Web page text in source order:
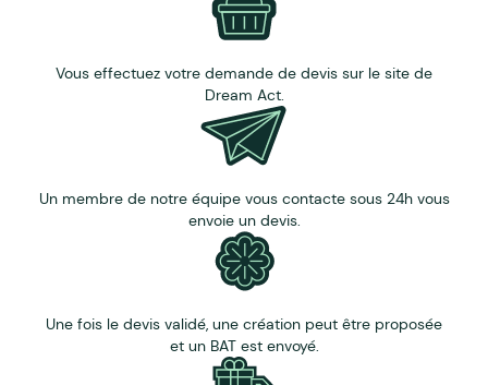
Cette bouteille personnalisable est fabriquée en Chine
et importée en train pour réduire
s'engage pour un développement plus durable.
L'entreprise est certifiée : BSCI / ECOVADIS GOLD /
Reach / OHSAS 18001 / ISO 14001/ ISO 9001.
personnalisables sur mesure, d'autres couleurs ou des
quantités inférieures au minimum indiqué, contactez
notre équipe commerciale Drealm Act !
Vous effectuez votre demande de devis sur le site de
Dream Act.
Un membre de notre équipe vous contacte sous 24h vous
envoie un devis.
Une fois le devis validé, une création peut être proposée
et un BAT est envoyé.